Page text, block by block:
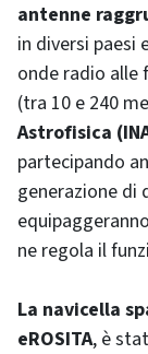
antenne
in diversi paesi
onde radio alle
(tra 10 e 240
Astrofisica
partecipando
generazione di
ne regola il
La navicella
eROSITA, è